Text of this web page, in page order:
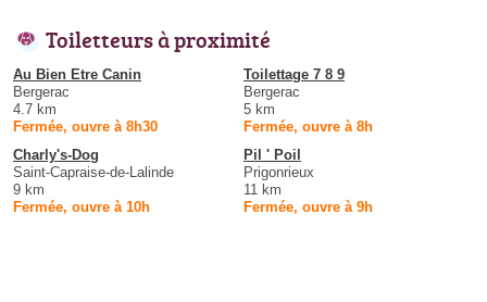
Toiletteurs à proximité
Au Bien Etre Canin
Bergerac
4.7 km
Fermée, ouvre à 8h30
Toilettage 7 8 9
Bergerac
5 km
Fermée, ouvre à 8h
Charly's-Dog
Saint-Capraise-de-Lalinde
9 km
Fermée, ouvre à 10h
Pil ' Poil
Prigonrieux
11 km
Fermée, ouvre à 9h